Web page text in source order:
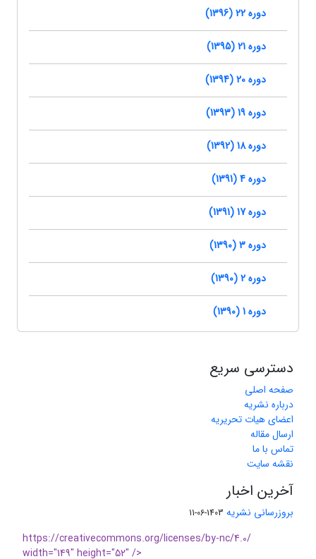
دوره 22 (1396)
دوره 21 (1395)
دوره 20 (1394)
دوره 19 (1393)
دوره 18 (1392)
دوره 4 (1391)
دوره 17 (1391)
دوره 3 (1390)
دوره 2 (1390)
دوره 1 (1390)
دسترسی سریع
صفحه اصلی
درباره نشریه
اعضای هیات تحریریه
ارسال مقاله
تماس با ما
نقشه سایت
آخرین اخبار
بروزرسانی نشریه 1403-06-11
https://creativecommons.org/licenses/by-nc/4.0/
width="149" height="52" />